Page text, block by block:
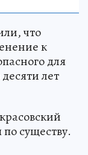
что
к
для
лет
существу.